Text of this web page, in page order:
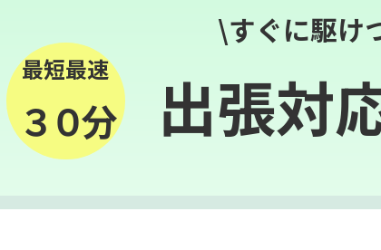
最短最速
３０分
\すぐに駆け
出張対